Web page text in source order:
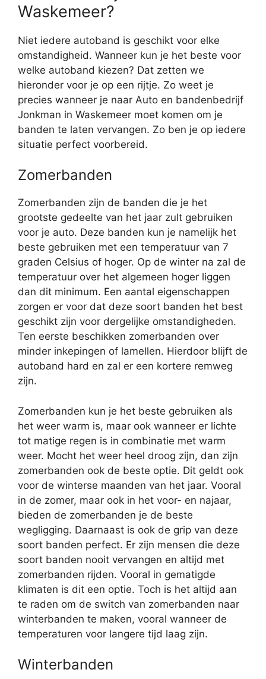
Waskemeer?
Niet iedere autoband is geschikt voor elke
omstandigheid. Wanneer kun je het beste voor
welke autoband kiezen? Dat zetten we
hieronder voor je op een rijtje. Zo weet je
precies wanneer je naar Auto en bandenbedrijf
Jonkman in Waskemeer moet komen om je
banden te laten vervangen. Zo ben je op iedere
situatie perfect voorbereid.
Zomerbanden
Zomerbanden zijn de banden die je het
grootste gedeelte van het jaar zult gebruiken
voor je auto. Deze banden kun je namelijk het
beste gebruiken met een temperatuur van 7
graden Celsius of hoger. Op de winter na zal de
temperatuur over het algemeen hoger liggen
dan dit minimum. Een aantal eigenschappen
zorgen er voor dat deze soort banden het best
geschikt zijn voor dergelijke omstandigheden.
Ten eerste beschikken zomerbanden over
minder inkepingen of lamellen. Hierdoor blijft de
autoband hard en zal er een kortere remweg
zijn.
Zomerbanden kun je het beste gebruiken als
het weer warm is, maar ook wanneer er lichte
tot matige regen is in combinatie met warm
weer. Mocht het weer heel droog zijn, dan zijn
zomerbanden ook de beste optie. Dit geldt ook
voor de winterse maanden van het jaar. Vooral
in de zomer, maar ook in het voor- en najaar,
bieden de zomerbanden je de beste
wegligging. Daarnaast is ook de grip van deze
soort banden perfect. Er zijn mensen die deze
soort banden nooit vervangen en altijd met
zomerbanden rijden. Vooral in gematigde
klimaten is dit een optie. Toch is het altijd aan
te raden om de switch van zomerbanden naar
winterbanden te maken, vooral wanneer de
temperaturen voor langere tijd laag zijn.
Winterbanden